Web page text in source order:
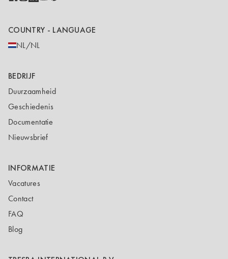
COUNTRY - LANGUAGE
NL/NL
BEDRIJF
Duurzaamheid
Geschiedenis
Documentatie
Nieuwsbrief
INFORMATIE
Vacatures
Contact
FAQ
Blog